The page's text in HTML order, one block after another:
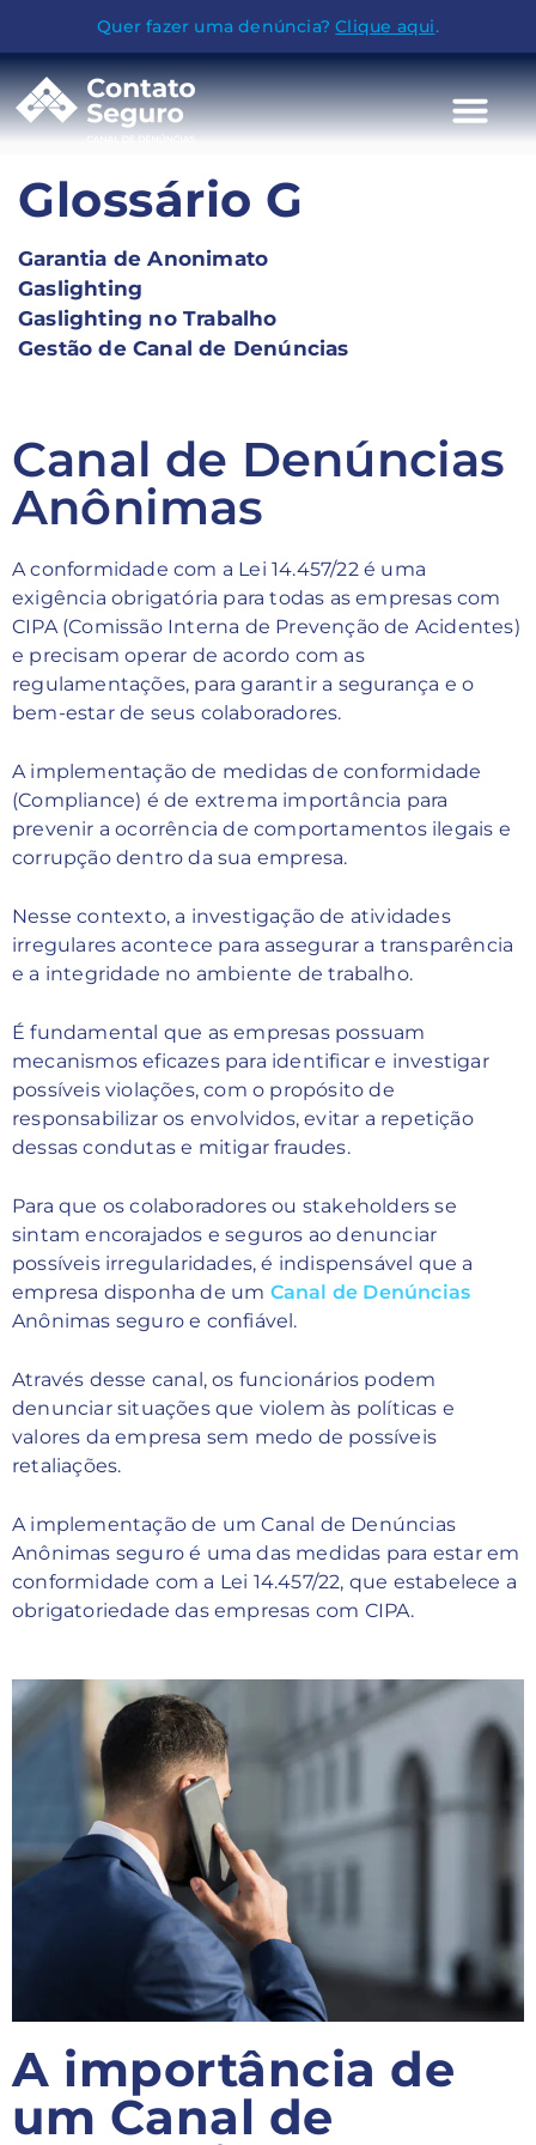
Quer fazer uma denúncia?Clique aqui.
Glossário G
Garantia de Anonimato
Gaslighting
Gaslighting no Trabalho
Gestão de Canal de Denúncias
Canal de Denúncias
Anônimas
A conformidade com a Lei 14.457/22 é uma
exigência obrigatória para todas as empresas com
CIPA (Comissão Interna de Prevenção de Acidentes)
e precisam operar de acordo com as
regulamentações, para garantir a segurança e o
bem-estar de seus colaboradores.
A implementação de medidas de conformidade
(Compliance) é de extrema importância para
prevenir a ocorrência de comportamentos ilegais e
corrupção dentro da sua empresa.
Nesse contexto, a investigação de atividades
irregulares acontece para assegurar a transparência
e a integridade no ambiente de trabalho.
É fundamental que as empresas possuam
mecanismos eficazes para identificar e investigar
possíveis violações, com o propósito de
responsabilizar os envolvidos, evitar a repetição
dessas condutas e mitigar fraudes.
Para que os colaboradores ou stakeholders se
sintam encorajados e seguros ao denunciar
possíveis irregularidades, é indispensável que a
empresa disponha de um Canal de Denúncias
Anônimas seguro e confiável.
Através desse canal, os funcionários podem
denunciar situações que violem às políticas e
valores da empresa sem medo de possíveis
retaliações.
A implementação de um Canal de Denúncias
Anônimas seguro é uma das medidas para estar em
conformidade com a Lei 14.457/22, que estabelece a
obrigatoriedade das empresas com CIPA.
A importância de
um Canal de